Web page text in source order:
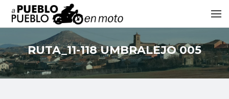
RUTA_11-118 UMBRALEJO 005